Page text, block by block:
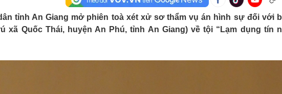
- Quốc phòng
Thể thao
Ô tô - Xe máy
tỉnh An Giang mở phiên toà xét xử sơ thẩm vụ án hình sự đối với
xã Quốc Thái, huyện An Phú, tỉnh An Giang) về tội “Lạm dụng tín